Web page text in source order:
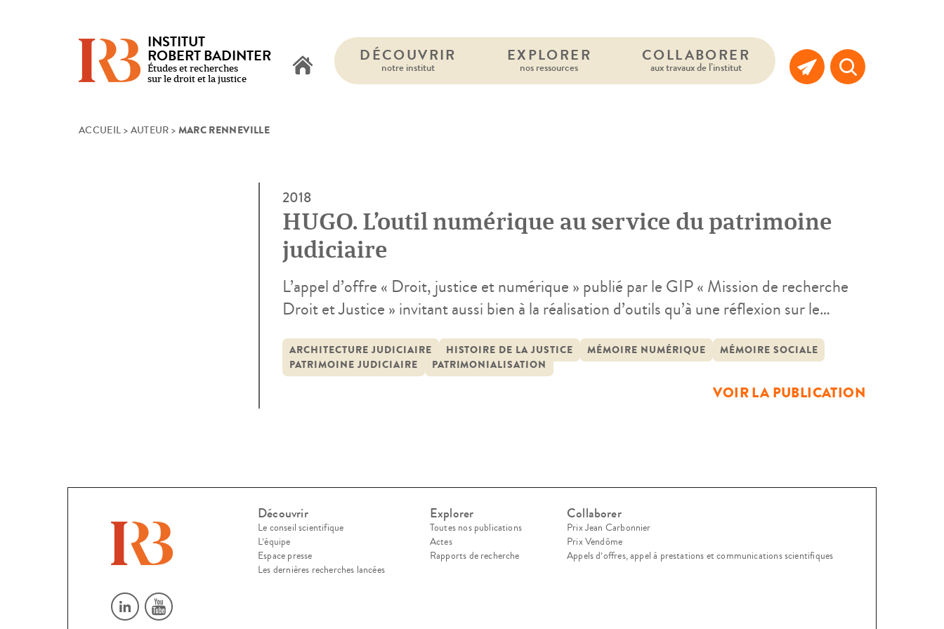
INSTITUT
ROBERT BADINTER
Études et recherches
sur le droit et la justice
DÉCOUVRIR
notre institut
EXPLORER
nos ressources
COLLABORER
aux travaux de l’institut
ACCUEIL > AUTEUR > MARC RENNEVILLE
2018
HUGO. L’outil numérique au service du patrimoine
judiciaire
L’appel d’offre « Droit, justice et numérique » publié par le GIP « Mission de recherche
Droit et Justice » invitant aussi bien à la réalisation d’outils qu’à une réflexion sur le
l’autre avec la mise au point d’un service numérique […]
ARCHITECTURE JUDICIAIRE HISTOIRE DE LA JUSTICE MÉMOIRE NUMÉRIQUE
MÉMOIRE SOCIALE
PATRIMOINE JUDICIAIRE
PATRIMONIALISATION
VOIR LA PUBLICATION
Découvrir
Le conseil scientifique
L’équipe
Espace presse
Les dernières recherches lancées
Explorer
Toutes nos publications
Actes
Rapports de recherche
Collaborer
Prix Jean Carbonnier
Prix Vendôme
Appels d’offres, appel à prestations et communications scientifiques